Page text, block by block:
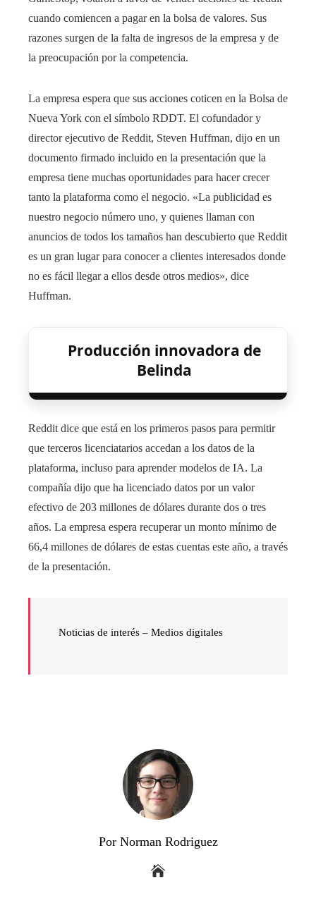
cuando comiencen a pagar en la bolsa de valores. Sus
razones surgen de la falta de ingresos de la empresa y de
la preocupación por la competencia.
La empresa espera que sus acciones coticen en la Bolsa de
Nueva York con el símbolo RDDT. El cofundador y
director ejecutivo de Reddit, Steven Huffman, dijo en un
documento firmado incluido en la presentación que la
empresa tiene muchas oportunidades para hacer crecer
tanto la plataforma como el negocio. «La publicidad es
nuestro negocio número uno, y quienes llaman con
anuncios de todos los tamaños han descubierto que Reddit
es un gran lugar para conocer a clientes interesados ​​donde
no es fácil llegar a ellos desde otros medios», dice
Huffman.
Producción innovadora de
Belinda
Reddit dice que está en los primeros pasos para permitir
que terceros licenciatarios accedan a los datos de la
plataforma, incluso para aprender modelos de IA. La
compañía dijo que ha licenciado datos por un valor
efectivo de 203 millones de dólares durante dos o tres
años. La empresa espera recuperar un monto mínimo de
66,4 millones de dólares de estas cuentas este año, a través
de la presentación.
Noticias de interés – Medios digitales
Por Norman Rodriguez